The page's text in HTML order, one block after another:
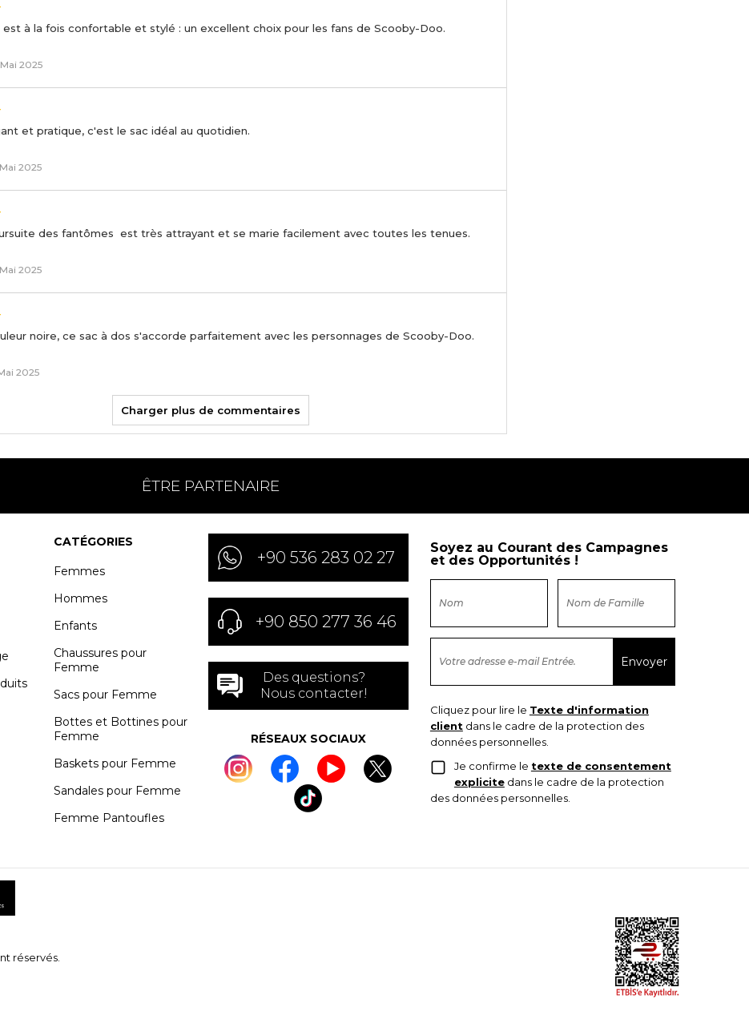
est à la fois confortable et stylé : un excellent choix pour les fans de Scooby-Doo.
2025
et pratique, c'est le sac idéal au quotidien.
2025
des fantômes est très attrayant et se marie facilement avec toutes les tenues.
2025
noire, ce sac à dos s'accorde parfaitement avec les personnages de Scooby-Doo.
2025
Charger plus de commentaires
ÊTRE PARTENAIRE
CATÉGORIES
Femmes
Hommes
Enfants
Chaussures pour
Femme
Sacs pour Femme
Bottes et Bottines pour
Femme
Baskets pour Femme
Sandales pour Femme
Femme Pantoufles
+90 536 283 02 27
+90 850 277 36 46
Des questions?
Nous contacter!
RÉSEAUX SOCIAUX
Soyez au Courant des Campagnes
et des Opportunités !
Cliquez pour lire le Texte d'information
clientdans le cadre de la protection des
données personnelles.
Je confirme le texte de consentement
explicitedans le cadre de la protection
des données personnelles.
réservés.